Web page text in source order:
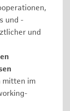
und -
und
mitten im